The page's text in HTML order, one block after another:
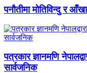
पनौतीमा मोतिविन्दु र
पत्रकार ज्ञानमणि
सार्वजनिक